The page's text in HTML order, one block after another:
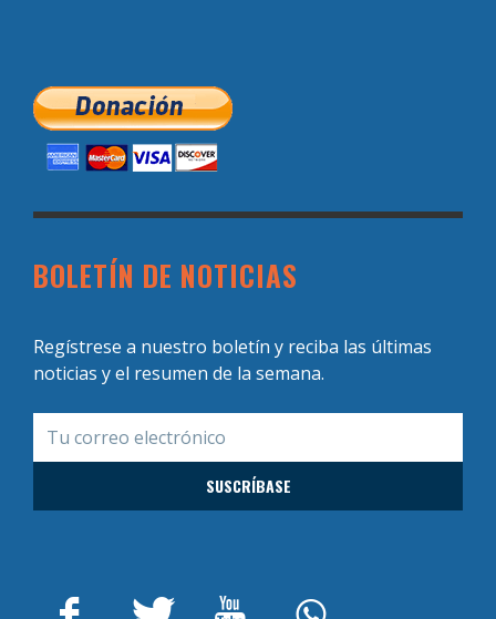
BOLETÍN DE NOTICIAS
Regístrese a nuestro boletín y reciba las últimas
noticias y el resumen de la semana.